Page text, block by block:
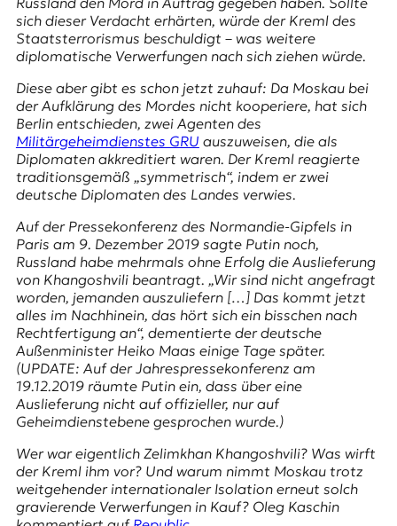
r
|
D
E
K
O
D
E
R
W
s
s
e
J
o
u
sich dieser Verdacht erhärten, würde der Kreml des
Staatsterrorismus beschuldigt – was weitere
diplomatische Verwerfungen nach sich ziehen würde.
Diese aber gibt es schon jetzt zuhauf: Da Moskau bei
der Aufklärung des Mordes nicht kooperiere, hat sich
Berlin entschieden, zwei Agenten des
Militärgeheimdienstes GRU auszuweisen, die als
Diplomaten akkreditiert waren. Der Kreml reagierte
traditionsgemäß „symmetrisch“, indem er zwei
deutsche Diplomaten des Landes verwies.
Auf der Pressekonferenz des Normandie-Gipfels in
Paris am 9. Dezember 2019 sagte Putin noch,
Russland habe mehrmals ohne Erfolg die Auslieferung
von Khangoshvili beantragt. „Wir sind nicht angefragt
worden, jemanden auszuliefern […] Das kommt jetzt
alles im Nachhinein, das hört sich ein bisschen nach
Rechtfertigung an“, dementierte der deutsche
Außenminister Heiko Maas einige Tage später.
(UPDATE: Auf der Jahrespressekonferenz am
19.12.2019 räumte Putin ein, dass über eine
Auslieferung nicht auf offizieller, nur auf
Geheimdienstebene gesprochen wurde.)
Wer war eigentlich Zelimkhan Khangoshvili? Was wirft
der Kreml ihm vor? Und warum nimmt Moskau trotz
weitgehender internationaler Isolation erneut solch
gravierende Verwerfungen in Kauf? Oleg Kaschin